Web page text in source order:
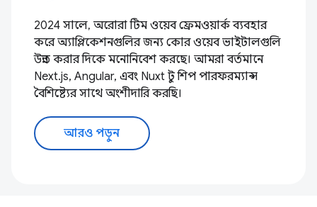
2024 সালে, অরোরা টিম ওয়েব ফ্রেমওয়ার্ক ব্যবহার
করে অ্যাপ্লিকেশনগুলির জন্য কোর ওয়েব ভাইটালগুলি
উন্নত করার দিকে মনোনিবেশ করছে। আমরা বর্তমানে
Next.js, Angular, এবং Nuxt টু শিপ পারফরম্যান্স
বৈশিষ্ট্যের সাথে অংশীদারি করছি।
আরও পড়ুন